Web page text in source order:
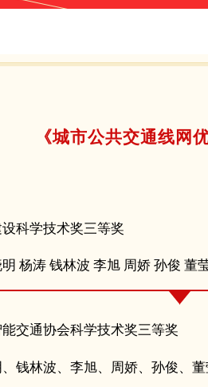
《城市公共交通线
科学技术奖三等奖
杨涛 钱林波 李旭 周娇 孙俊 董
交通协会科学技术奖三等奖
钱林波、李旭、周娇、孙俊、